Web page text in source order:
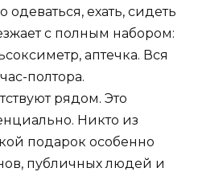
ехать, сидеть
с полным набором:
аптечка. Вся
полтора.
рядом. Это
Никто из
подарок особенно
публичных людей и